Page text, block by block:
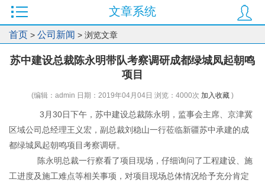
文章系统
首页 > 公司新闻 > 浏览文章
苏中建设总裁陈永明带队考察调研成都绿城凤起朝鸣
项目
(编辑：admin 日期：2019年04月04日 浏览： 4000次 加入收藏 )
3月30日下午，苏中建设总裁陈永明，监事会主席、京津冀
区域公司总经理王义宏，副总裁刘稳山一行莅临新疆苏中承建的成
都绿城凤起朝鸣项目考察调研。
陈永明总裁一行察看了项目现场，仔细询问了工程建设、施
工进度及施工难点等相关事项，对项目现场总体情况给予充分肯定